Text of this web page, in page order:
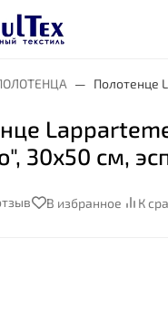
Полотенце
30x50 см,
В избранное К